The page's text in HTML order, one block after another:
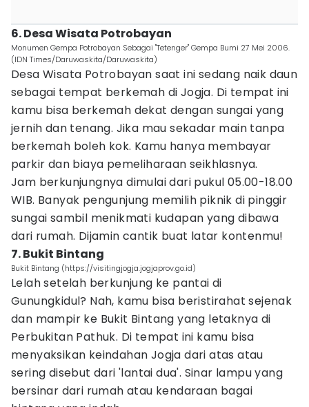
6. Desa Wisata Potrobayan
Monumen Gempa Potrobayan Sebagai "Tetenger" Gempa Bumi 27 Mei 2006.
(IDN Times/Daruwaskita/Daruwaskita)
Desa Wisata Potrobayan saat ini sedang naik daun
sebagai tempat berkemah di Jogja. Di tempat ini
kamu bisa berkemah dekat dengan sungai yang
jernih dan tenang. Jika mau sekadar main tanpa
berkemah boleh kok. Kamu hanya membayar
parkir dan biaya pemeliharaan seikhlasnya.
Jam berkunjungnya dimulai dari pukul 05.00-18.00
WIB. Banyak pengunjung memilih piknik di pinggir
sungai sambil menikmati kudapan yang dibawa
dari rumah. Dijamin cantik buat latar kontenmu!
7. Bukit Bintang
Bukit Bintang (https://visitingjogja.jogjaprov.go.id)
Lelah setelah berkunjung ke pantai di
Gunungkidul? Nah, kamu bisa beristirahat sejenak
dan mampir ke Bukit Bintang yang letaknya di
Perbukitan Pathuk. Di tempat ini kamu bisa
menyaksikan keindahan Jogja dari atas atau
sering disebut dari 'lantai dua'. Sinar lampu yang
bersinar dari rumah atau kendaraan bagai